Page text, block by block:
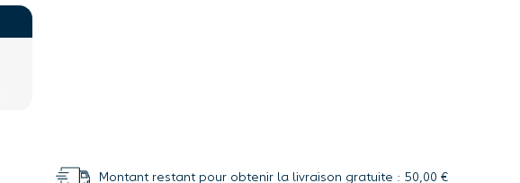
Montant restant pour obtenir la livraison gratuite : 50,00 €